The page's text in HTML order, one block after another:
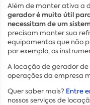
Além de manter ativa a
gerador é muito útil
necessitam de um
precisam manter sua
equipamentos que não
por exemplo, os
A locação de gerador
operações da empresa
Quer saber mais? Entre
nossos serviços de